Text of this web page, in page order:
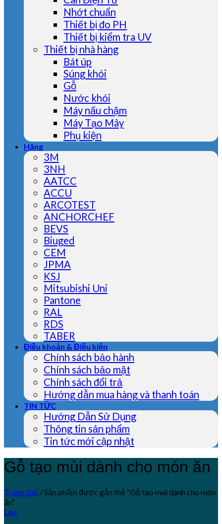
Nhớt chuẩn
Thiết bị đo PH
Thiết bị kiểm tra UV
Thiết bị nhà hàng
Bát úp
Súng khói
Gỗ
Nước khói
Máy nấu chậm
Máy Tạo Mây
Phụ kiện
Hãng
3M
3NH
AATCC
ACCU
ARCOTEST
ANCHORCHEF
BEVS
Biuged
CEM
JPMA
KSJ
Mitsubishi Uni
Pantone
RAL
RDS
TABER
Điều khoản & Điều kiện
Chính sách bảo hành
Chính sách bảo mật
Chính sách đổi trả
Hướng dẫn mua hàng và thanh toán
TIN TỨC
Hướng Dẫn Sử Dụng
Thông tin sản phẩm
Tin tức mới cập nhật
Gỗ tạo mùi dành cho món ăn
Trang chủ /Sản phẩm được gắn thẻ “Gỗ tạo mùi dành cho món
ăn”
Lọc